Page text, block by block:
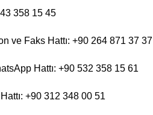
358 15 45
ve Faks Hattı: +90 264 871 37 37
Hattı: +90 532 358 15 61
+90 312 348 00 51